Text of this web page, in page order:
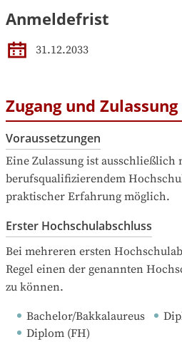
Anmeldefrist
31.12.2033
Zugang und Zulassung
Voraussetzungen
Eine Zulassung ist ausschließlich
berufsqualifizierendem
praktischer Erfahrung möglich.
Erster Hochschulabschluss
Bei mehreren ersten
Regel einen der genannten
zu können.
Bachelor/Bakkalaureus
Diplom (FH)